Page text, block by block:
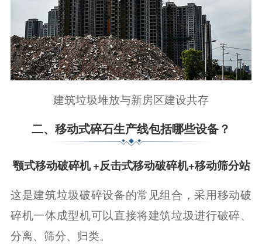
建筑垃圾堆放与新房区建设共存
二、移动式碎石生产线包括哪些设备？
颚式移动破碎机+反击式移动破碎机+移动筛分站
这是建筑垃圾破碎设备的常见组合，采用移动破
碎机一体成型机可以直接将建筑垃圾进行破碎、
分离、筛分、归类。